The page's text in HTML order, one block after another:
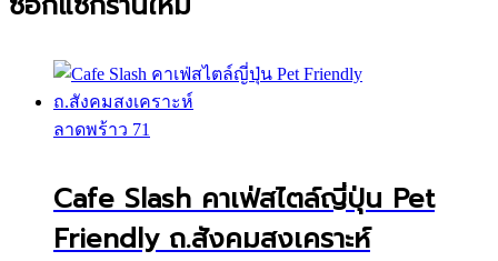
ลาดพร้าว 71
Cafe Slash คาเฟ่สไตล์ญี่ปุ่น Pet
Friendly ถ.สังคมสงเคราะห์